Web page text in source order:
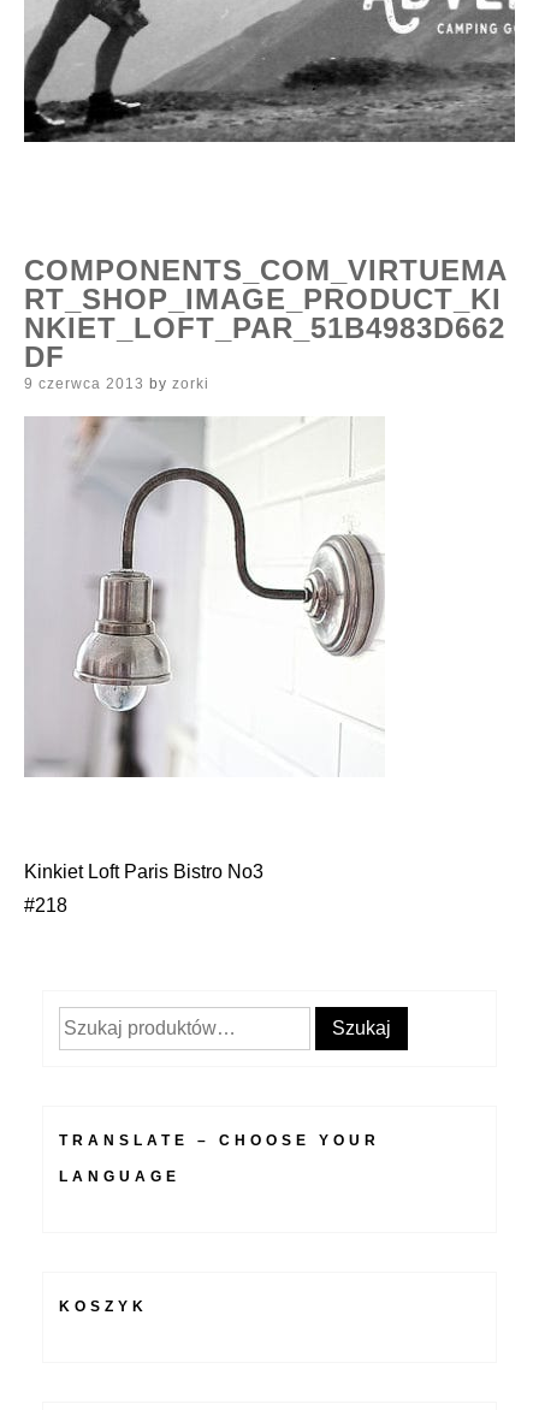
COMPONENTS_COM_VIRTUEMA
RT_SHOP_IMAGE_PRODUCT_KI
NKIET_LOFT_PAR_51B4983D662
DF
Posted
9 czerwca 2013 by zorki
Nawigacja
Kinkiet Loft Paris Bistro No3
#218
Szukaj: Szukaj
TRANSLATE – CHOOSE YOUR
LANGUAGE
KOSZYK